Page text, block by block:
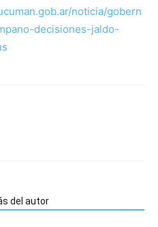
noticia/gobern
decisiones-jaldo-
del autor